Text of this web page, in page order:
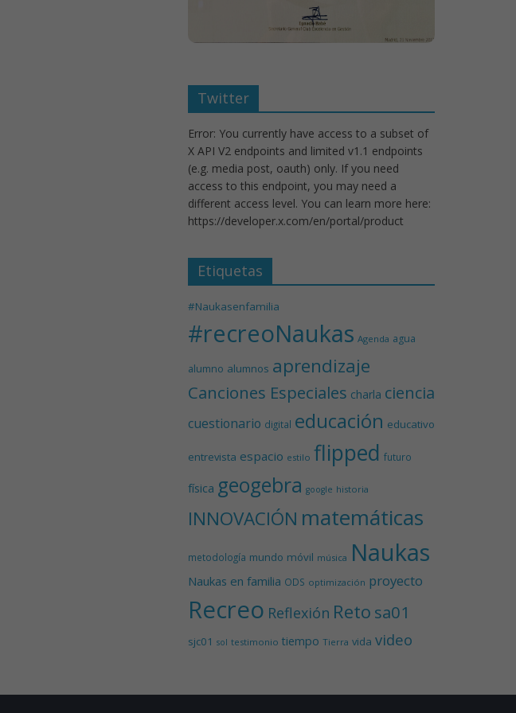
Twitter
Error: You currently have access to a subset of
X API V2 endpoints and limited v1.1 endpoints
(e.g. media post, oauth) only. If you need
access to this endpoint, you may need a
different access level. You can learn more here:
https://developer.x.com/en/portal/product
Etiquetas
#Naukasenfamilia
#recreoNaukas Agenda agua
alumno alumnos aprendizaje
Canciones Especiales charla ciencia
cuestionario digital educación educativo
entrevista espacio estilo flipped futuro
física geogebra google historia
INNOVACIÓN matemáticas
metodología mundo móvil música Naukas
Naukas en familia ODS optimización proyecto
Recreo Reflexión Reto sa01
sjc01 sol testimonio tiempo Tierra vida video